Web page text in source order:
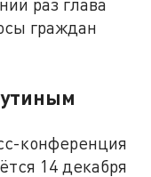
раз глава
граждан
конференция
14 декабря